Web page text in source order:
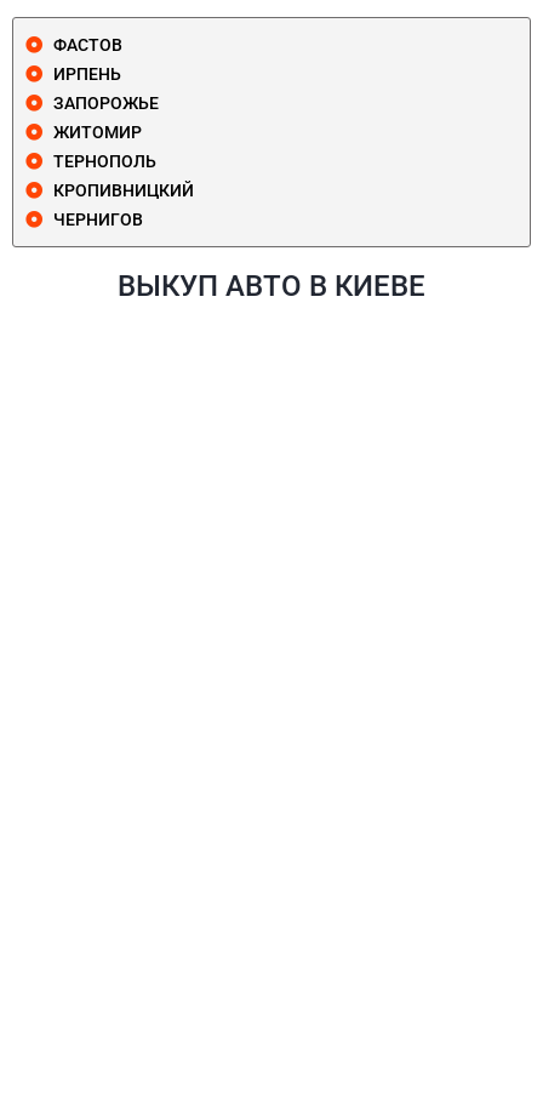
ФАСТОВ
ИРПЕНЬ
ЗАПОРОЖЬЕ
ЖИТОМИР
ТЕРНОПОЛЬ
КРОПИВНИЦКИЙ
ЧЕРНИГОВ
ВЫКУП АВТО В КИЕВЕ